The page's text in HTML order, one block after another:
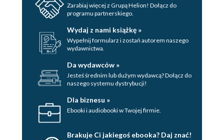
Zarabiaj więcej z Grupą Helion! Dołącz do
programu partnerskiego.
Wydaj z nami książkę »
Wypełnij formularz i zostań autorem naszego
wydawnictwa.
Da wydawców »
Jesteś średnim lub dużym wydawcą? Dołącz do
naszego systemu dystrybucji!
Dla biznesu »
Ebooki i audiobooki w Twojej firmie.
Brakuje Ci jakiegoś ebooka? Daj znać!